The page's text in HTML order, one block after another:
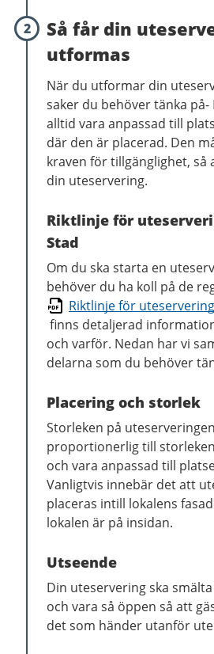
2
Så får din
utformas
När du utformar din
saker du behöver tänka
alltid vara anpassad till
där den är placerad. Den
kraven för tillgänglighet, så
din uteservering.
Riktlinje för
Stad
Om du ska starta en
behöver du ha koll på de
Riktlinje för
finns detaljerad
och varför. Nedan har vi
delarna som du behöver
Placering och storlek
Storleken på
proportionerlig till
och vara anpassad till
Vanligtvis innebär det att
placeras intill lokalens
lokalen är på insidan.
Utseende
Din uteservering ska
och vara så öppen så att
det som händer utanför